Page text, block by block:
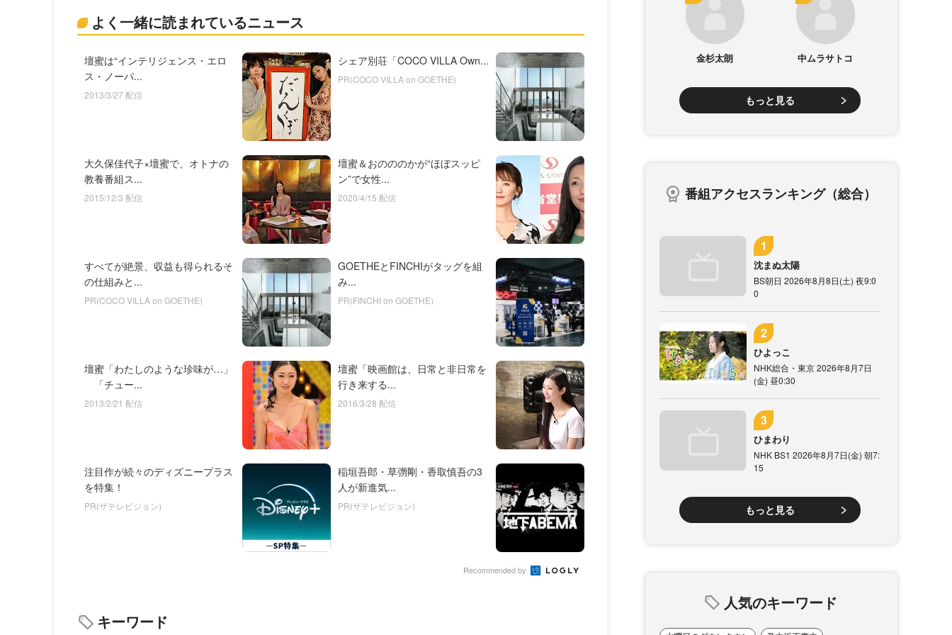
よく一緒に読まれているニュース
壇蜜は“インテリジェンス・エロ
ス・ノーパ...
2013/3/27 配信
シェア別荘「COCO VILLA Own...
PR(COCO VILLA on GOETHE)
大久保佳代子×壇蜜で、オトナの
教養番組ス...
2015/12/3 配信
壇蜜＆おのののかが“ほぼスッピ
ン”で女性...
2020/4/15 配信
すべてが絶景、収益も得られるそ
の仕組みと...
PR(COCO VILLA on GOETHE)
GOETHEとFINCHIがタッグを組
み...
PR(FINCHI on GOETHE)
壇蜜「わたしのような珍味が…」
「チュー...
2013/2/21 配信
壇蜜「映画館は、日常と非日常を
行き来する...
2016/3/28 配信
注目作が続々のディズニープラス
を特集！
PR(ザテレビジョン)
稲垣吾郎・草彅剛・香取慎吾の3
人が新進気...
PR(ザテレビジョン)
Recommended by
キーワード
金杉太朗 中ムラサトコ
もっと見る
番組アクセスランキング（総合）
沈まぬ太陽
BS朝日 2026年8月8日(土) 夜9:0
0
ひよっこ
NHK総合・東京 2026年8月7日
(金) 昼0:30
ひまわり
NHK BS1 2026年8月7日(金) 朝7:
15
もっと見る
人気のキーワード